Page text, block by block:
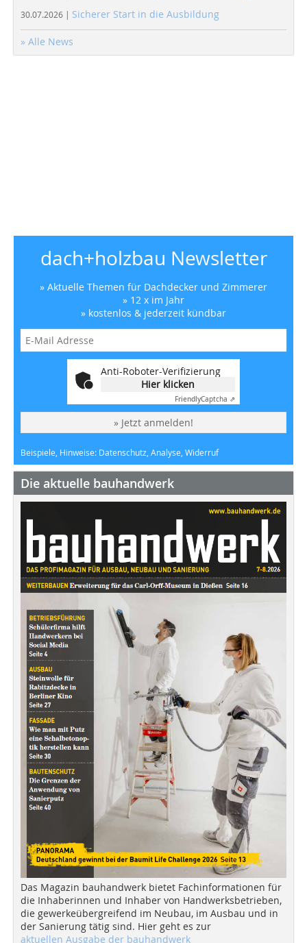
30.07.2026 | Sicherer Start in die Ausbildung
» Alle News
dach+holzbau Newsletter
» Aktuelle Themen für Dachdecker und Zimmerer
» 12 x im Jahr
» kostenlos & jederzeit kündbar
Anti-Roboter-Verifizierung
Hier klicken
FriendlyCaptcha ⇗
» Jetzt anmelden!
Beispiele, Hinweise: Datenschutz, Analyse, Widerruf
Die aktuelle bauhandwerk
Das Magazin bauhandwerk bietet Fachinformationen für
die Inhaberinnen und Inhaber von Handwerksbetrieben,
die gewerkeübergreifend im Neubau, im Ausbau und in
der Sanierung tätig sind. Hier geht es zur
aktuellen Ausgabe der bauhandwerk